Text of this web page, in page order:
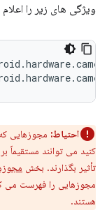
ویژگی های زیر را اعلام
احتیاط: مجوزهایی
تأثیر بگذارند. بخش
مجوزهایی را فهرست می
هستند.